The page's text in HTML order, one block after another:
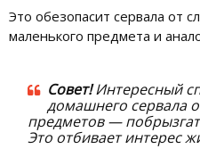
Это обезопасит сервала от
маленького предмета и
Совет!Интересный
домашнего сервала
предметов —
Это отбивает интерес